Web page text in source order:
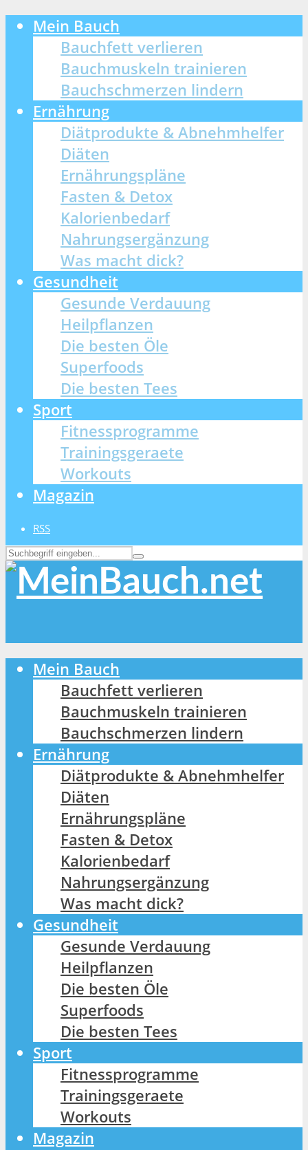
Mein Bauch
Bauchfett verlieren
Bauchmuskeln trainieren
Bauchschmerzen lindern
Ernährung
Diätprodukte & Abnehmhelfer
Diäten
Ernährungspläne
Fasten & Detox
Kalorienbedarf
Nahrungsergänzung
Was macht dick?
Gesundheit
Gesunde Verdauung
Heilpflanzen
Die besten Öle
Superfoods
Die besten Tees
Sport
Fitnessprogramme
Trainingsgeraete
Workouts
Magazin
RSS
Mein Bauch
Bauchfett verlieren
Bauchmuskeln trainieren
Bauchschmerzen lindern
Ernährung
Diätprodukte & Abnehmhelfer
Diäten
Ernährungspläne
Fasten & Detox
Kalorienbedarf
Nahrungsergänzung
Was macht dick?
Gesundheit
Gesunde Verdauung
Heilpflanzen
Die besten Öle
Superfoods
Die besten Tees
Sport
Fitnessprogramme
Trainingsgeraete
Workouts
Magazin